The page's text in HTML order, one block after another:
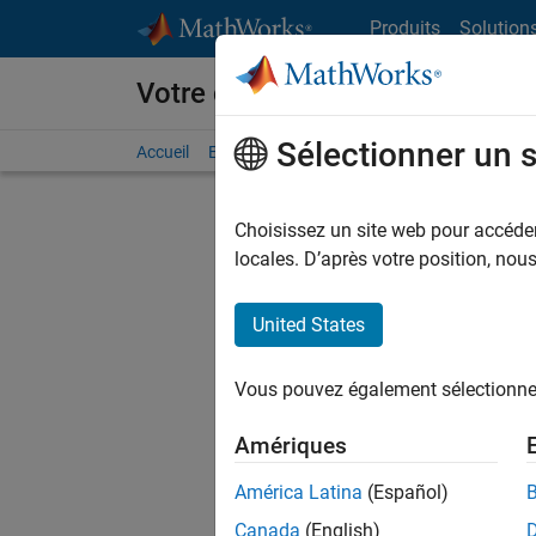
Produits
Votre carrière chez MathWorks
Accueil Explorer nos opportunités Adresses de
FILTRER
d'offre
Les
Sélectionner un
Choisissez un site web pour
locales. D’après votre position,
United States
Vous pouvez également
Amériques
América Latina (Español)
Canada (English)